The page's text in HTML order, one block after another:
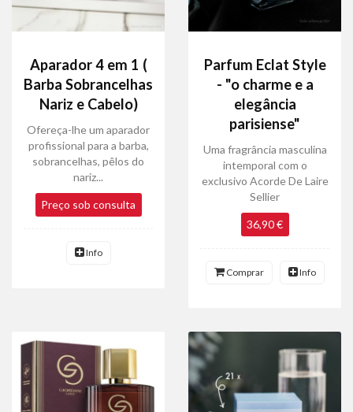
Aparador 4 em 1 (
Barba Sobrancelhas
Nariz e Cabelo)
Ofereça-lhe um aparador
profissional para a barba,
sobrancelhas, pêlos do
nariz...
Preço sob consulta
Info
Parfum Eclat Style
- "o charme e a
elegância
parisiense"
Uma fragrância masculina
intemporal com o
exclusivo Acorde De Laire
Sellier
36,90 €
Comprar Info